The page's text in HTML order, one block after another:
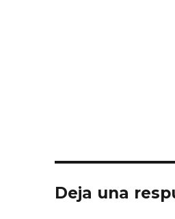
Deja una